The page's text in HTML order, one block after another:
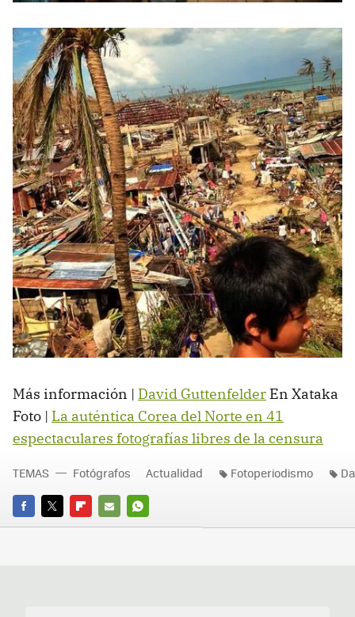
Más información | David Guttenfelder En Xataka
Foto | La auténtica Corea del Norte en 41
espectaculares fotografías libres de la censura
FACEBOOK
TWITTERFLIPBOARD
E-
WHATSAPP
TEMAS Fotógrafos Actualidad Fotoperiodismo